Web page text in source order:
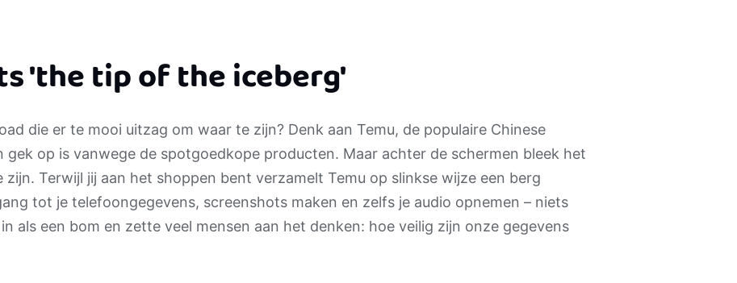
'the tip of the iceberg'
die er te mooi uitzag om waar te zijn? Denk aan Temu, de populaire Chinese
gek op is vanwege de spotgoedkope producten. Maar achter de schermen bleek het
Terwijl jij aan het shoppen bent verzamelt Temu op slinkse wijze een berg
tot je telefoongegevens, screenshots maken en zelfs je audio opnemen – niets
als een bom en zette veel mensen aan het denken: hoe veilig zijn onze gegevens